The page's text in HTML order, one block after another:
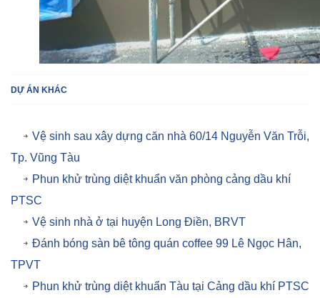
DỰ ÁN KHÁC
Vệ sinh sau xây dựng căn nhà 60/14 Nguyễn Văn Trỗi,
Tp. Vũng Tàu
Phun khử trùng diệt khuẩn văn phòng cảng dầu khí
PTSC
Vệ sinh nhà ở tại huyện Long Điền, BRVT
Đánh bóng sàn bê tông quán coffee 99 Lê Ngọc Hân,
TPVT
Phun khử trùng diệt khuẩn Tàu tại Cảng dầu khí PTSC